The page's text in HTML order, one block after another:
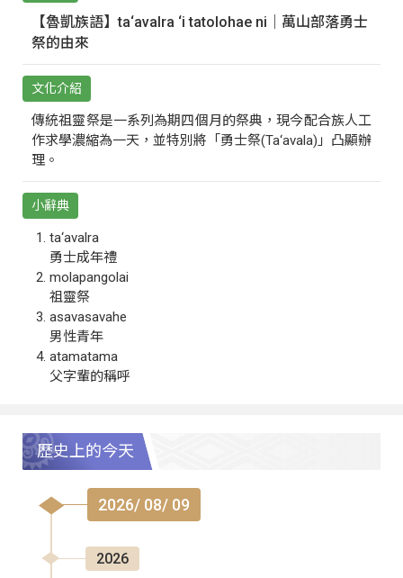
【魯凱族語】ta‘avalra ‘i tatolohae ni｜萬山部落勇士
祭的由來
文化介紹
傳統祖靈祭是一系列為期四個月的祭典，現今配合族人工
作求學濃縮為一天，並特別將「勇士祭(Ta‘avala)」凸顯辦
理。
小辭典
ta‘avalra
勇士成年禮
molapangolai
祖靈祭
asavasavahe
男性青年
atamatama
父字輩的稱呼
歷史上的今天
2026/ 08/ 09
2026